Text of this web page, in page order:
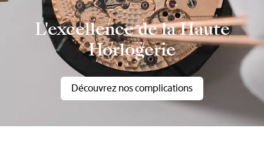
L'excellence de la Haute
Horlogerie
Découvrez nos complications